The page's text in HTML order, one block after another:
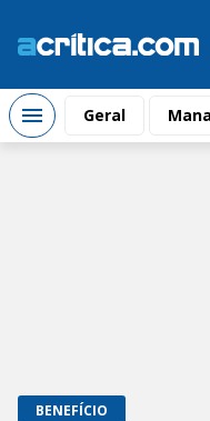
Geral
BENEFÍCIO